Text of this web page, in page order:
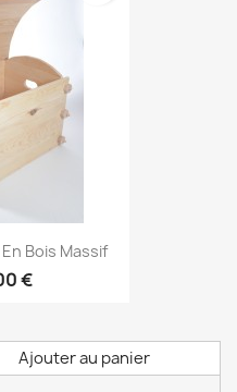
Bois Massif
€
Ajouter au panier